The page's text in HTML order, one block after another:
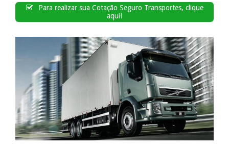
Para realizar sua Cotação Seguro Transportes, clique
aqui!